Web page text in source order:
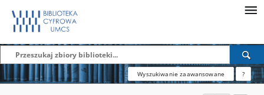
Wyszukiwanie zaawansowane ?